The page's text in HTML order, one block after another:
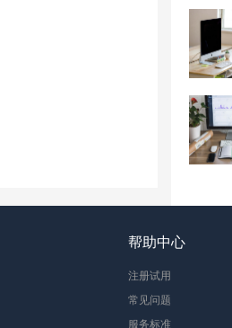
帮助中心
注册试用
常见问题
服务标准